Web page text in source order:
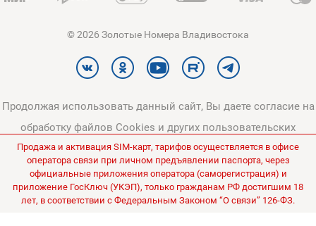
© 2026 Золотые Номера Владивостока
Продолжая использовать данный сайт, Вы даете согласие на
обработку файлов Cookies и других пользовательских
данных, в соответствии сПолитикой конфиденциальности
Политикой в отношении обработки персональных данных
Все цены на сайте указаны без НДС.
Продажа и активация SIM-карт, тарифов осуществляется в офисе
оператора связи при личном предъявлении паспорта, через
официальные приложения оператора (саморегистрация) и
приложение ГосКлюч (УКЭП), только гражданам РФ достигшим 18
лет, в соответствии с Федеральным Законом “О связи” 126-ФЗ.